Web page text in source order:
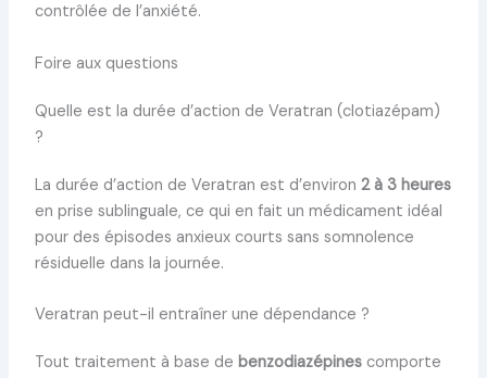
contrôlée de l’anxiété.
Foire aux questions
Quelle est la durée d’action de Veratran (clotiazépam)
?
La durée d’action de Veratran est d’environ 2 à 3 heures
en prise sublinguale, ce qui en fait un médicament idéal
pour des épisodes anxieux courts sans somnolence
résiduelle dans la journée.
Veratran peut-il entraîner une dépendance ?
Tout traitement à base de benzodiazépinescomporte